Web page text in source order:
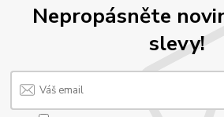
Nepropásněte
slevy!